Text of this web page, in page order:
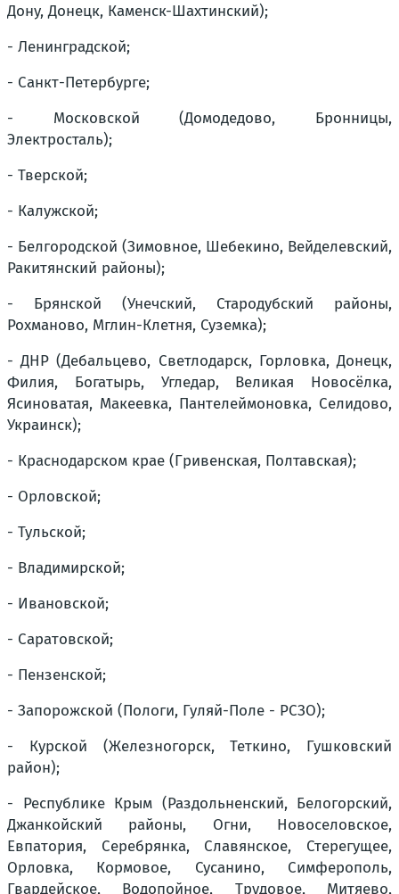
Дону, Донецк, Каменск-Шахтинский);
- Ленинградской;
- Санкт-Петербурге;
- Московской (Домодедово, Бронницы,
Электросталь);
- Тверской;
- Калужской;
- Белгородской (Зимовное, Шебекино, Вейделевский,
Ракитянский районы);
- Брянской (Унечский, Стародубский районы,
Рохманово, Мглин-Клетня, Суземка);
- ДНР (Дебальцево, Светлодарск, Горловка, Донецк,
Филия, Богатырь, Угледар, Великая Новосёлка,
Ясиноватая, Макеевка, Пантелеймоновка, Селидово,
Украинск);
- Краснодарском крае (Гривенская, Полтавская);
- Орловской;
- Тульской;
- Владимирской;
- Ивановской;
- Саратовской;
- Пензенской;
- Запорожской (Пологи, Гуляй-Поле - РСЗО);
- Курской (Железногорск, Теткино, Гушковский
район);
- Республике Крым (Раздольненский, Белогорский,
Джанкойский районы, Огни, Новоселовское,
Евпатория, Серебрянка, Славянское, Стерегущее,
Орловка, Кормовое, Сусанино, Симферополь,
Гвардейское, Водопойное, Трудовое, Митяево,